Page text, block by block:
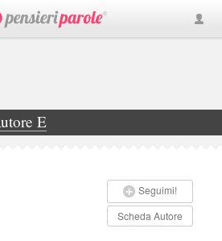
E
Seguimi!
Scheda Autore